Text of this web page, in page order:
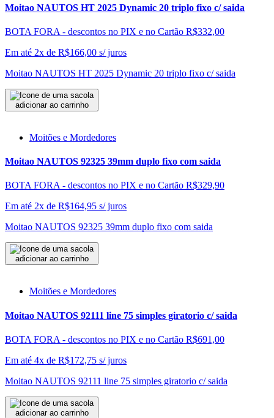
Moitao NAUTOS HT 2025 Dynamic 20 triplo fixo c/ saida
BOTA FORA - descontos no PIX e no Cartão R$332,00
Em até 2x de R$166,00 s/ juros
Moitao NAUTOS HT 2025 Dynamic 20 triplo fixo c/ saida
adicionar ao carrinho
Moitões e Mordedores
Moitao NAUTOS 92325 39mm duplo fixo com saida
BOTA FORA - descontos no PIX e no Cartão R$329,90
Em até 2x de R$164,95 s/ juros
Moitao NAUTOS 92325 39mm duplo fixo com saida
adicionar ao carrinho
Moitões e Mordedores
Moitao NAUTOS 92111 line 75 simples giratorio c/ saida
BOTA FORA - descontos no PIX e no Cartão R$691,00
Em até 4x de R$172,75 s/ juros
Moitao NAUTOS 92111 line 75 simples giratorio c/ saida
adicionar ao carrinho